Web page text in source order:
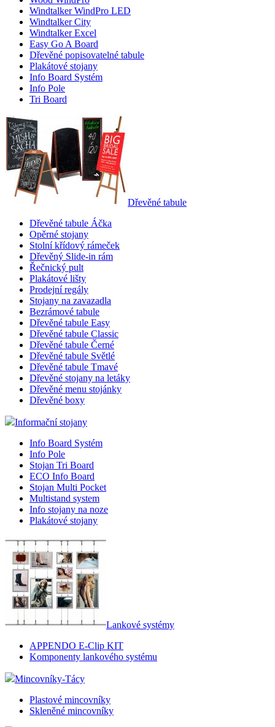
Windtalker WindPro LED
Windtalker City
Windtalker Excel
Easy Go A Board
Dřevěné popisovatelné tabule
Plakátové stojany
Info Board Systém
Info Pole
Tri Board
Dřevěné tabule
Dřevěné tabule Áčka
Opěrné stojany
Stolní křídový rámeček
Dřevěný Slide-in rám
Řečnický pult
Plakátové lišty
Prodejní regály
Stojany na zavazadla
Bezrámové tabule
Dřevěné tabule Easy
Dřevěné tabule Classic
Dřevěné tabule Černé
Dřevěné tabule Světlé
Dřevěné tabule Tmavé
Dřevěné stojany na letáky
Dřevěné menu stojánky
Dřevěné boxy
Informační stojany
Info Board Systém
Info Pole
Stojan Tri Board
ECO Info Board
Stojan Multi Pocket
Multistand system
Info stojany na noze
Plakátové stojany
Lankové systémy
APPENDO E-Clip KIT
Komponenty lankového systému
Mincovníky-Tácy
Plastové mincovníky
Skleněné mincovníky